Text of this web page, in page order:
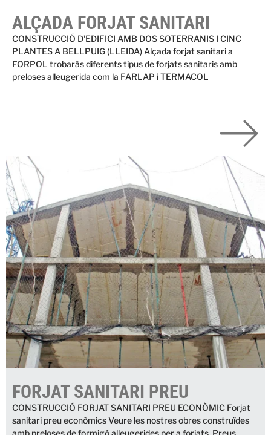
ALÇADA FORJAT SANITARI
CONSTRUCCIÓ D'EDIFICI AMB DOS SOTERRANIS I CINC
PLANTES A BELLPUIG (LLEIDA) Alçada forjat sanitari a
FORPOL trobaràs diferents tipus de forjats sanitaris amb
preloses alleugerida com la FARLAP i TERMACOL
FORJAT SANITARI PREU
CONSTRUCCIÓ FORJAT SANITARI PREU ECONÒMIC Forjat
sanitari preu econòmics Veure les nostres obres construïdes